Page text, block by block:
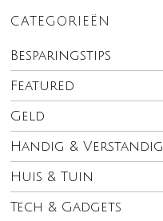
CATEGORIEËN
Besparingstips
Featured
Geld
Handig & Verstandig
Huis & Tuin
Tech & Gadgets